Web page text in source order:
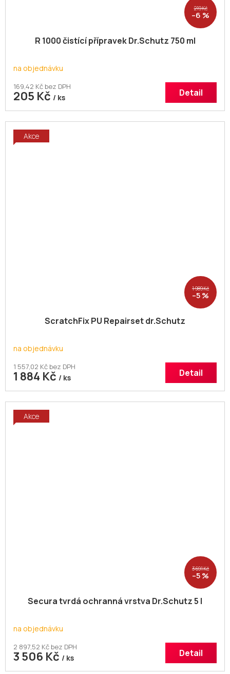
219 Kč
–6 %
R 1000 čistící přípravek Dr.Schutz 750 ml
na objednávku
169,42 Kč bez DPH
205 Kč / ks Detail
Akce
1 989 Kč
–5 %
ScratchFix PU Repairset dr.Schutz
na objednávku
1 557,02 Kč bez DPH
1 884 Kč / ks Detail
Akce
3 691 Kč
–5 %
Secura tvrdá ochranná vrstva Dr.Schutz 5 l
na objednávku
2 897,52 Kč bez DPH
3 506 Kč / ks Detail